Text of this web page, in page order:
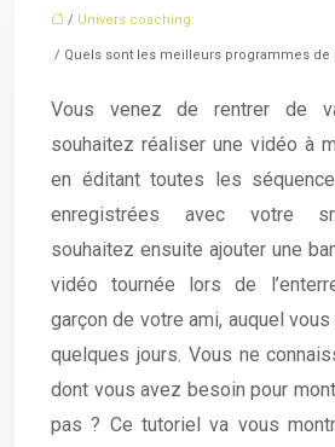
/ Univers coaching
/ Quels sont les meilleurs programmes de
Vous venez de rentrer de
souhaitez réaliser une vidéo à
en éditant toutes les
enregistrées avec votre
souhaitez ensuite ajouter une
vidéo tournée lors de
garçon de votre ami, auquel
quelques jours. Vous ne
dont vous avez besoin pour
pas ? Ce tutoriel va vous